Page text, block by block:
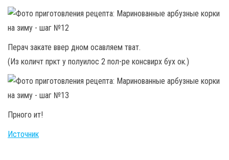
Перач закате ввер дном осавляем тват.
(Из количт пркт у полуилос 2 пол-ре консвирх бух ок.)
Прного ит!
Источник